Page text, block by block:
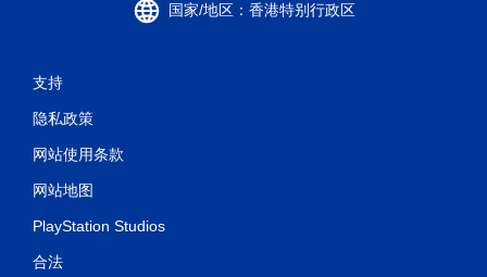
国家/地区：香港特别行政区
支持
隐私政策
网站使用条款
网站地图
PlayStation Studios
合法